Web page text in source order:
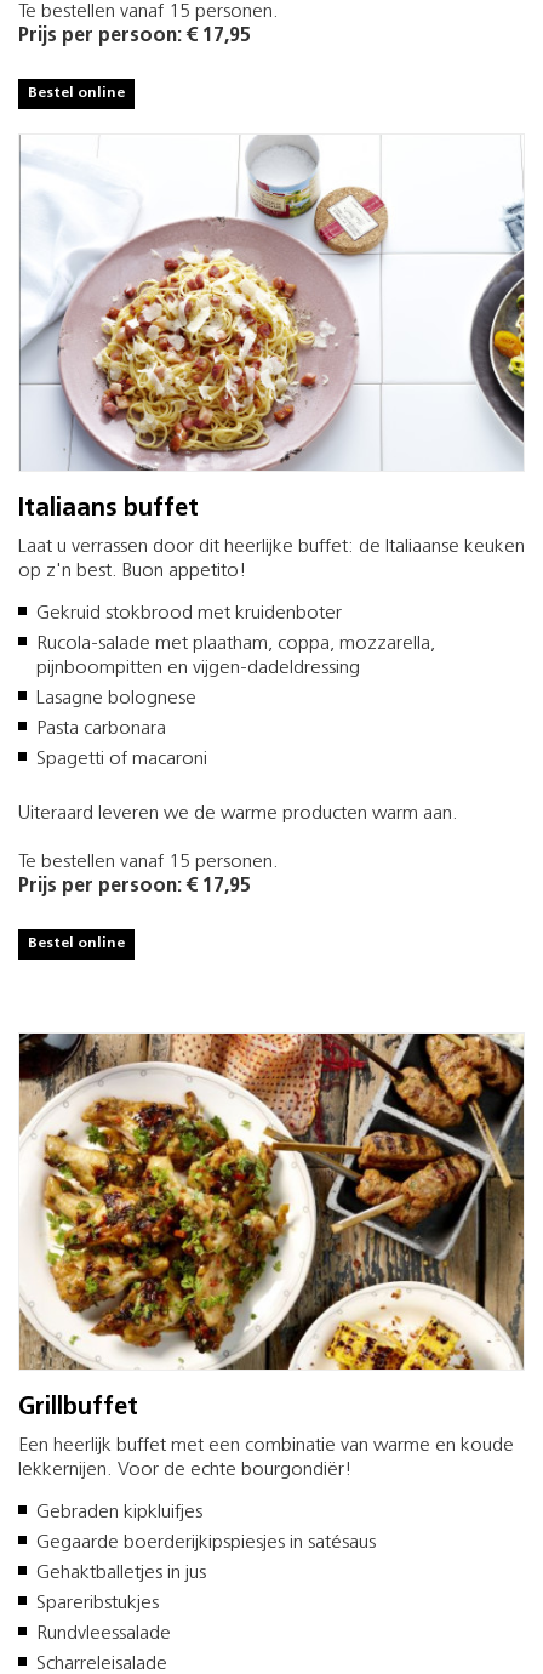
Te bestellen vanaf 15 personen.
Prijs per persoon: € 17,95
Bestel online
Italiaans buffet
Laat u verrassen door dit heerlijke buffet: de Italiaanse keuken
op z'n best. Buon appetito!
Gekruid stokbrood met kruidenboter
Rucola-salade met plaatham, coppa, mozzarella,
pijnboompitten en vijgen-dadeldressing
Lasagne bolognese
Pasta carbonara
Spagetti of macaroni
Uiteraard leveren we de warme producten warm aan.
Te bestellen vanaf 15 personen.
Prijs per persoon: € 17,95
Bestel online
Grillbuffet
Een heerlijk buffet met een combinatie van warme en koude
lekkernijen. Voor de echte bourgondiër!
Gebraden kipkluifjes
Gegaarde boerderijkipspiesjes in satésaus
Gehaktballetjes in jus
Spareribstukjes
Rundvleessalade
Scharreleisalade